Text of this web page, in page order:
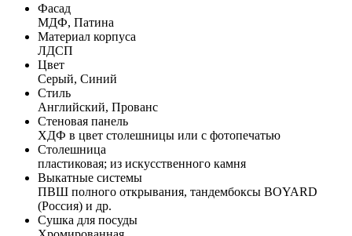
Фасад
МДФ, Патина
Материал корпуса
ЛДСП
Цвет
Серый, Синий
Стиль
Английский, Прованс
Стеновая панель
ХДФ в цвет столешницы или с фотопечатью
Столешница
пластиковая; из искусственного камня
Выкатные системы
ПВШ полного открывания, тандембоксы BOYARD
(Россия) и др.
Сушка для посуды